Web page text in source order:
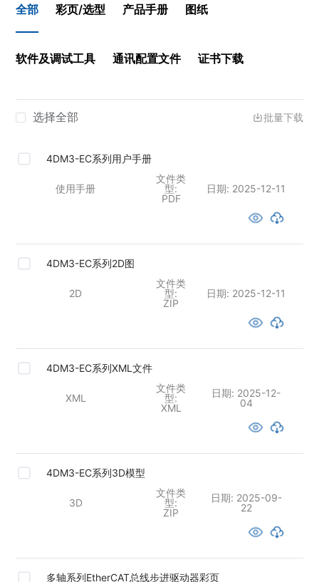
全部 彩页/选型 产品手册 图纸
软件及调试工具 通讯配置文件 证书下载
选择全部 批量下载
4DM3-EC系列用户手册
使用手册
文件类
型:
PDF
日期: 2025-12-11
4DM3-EC系列2D图
2D
文件类
型:
ZIP
日期: 2025-12-11
4DM3-EC系列XML文件
XML
文件类
型:
XML
日期: 2025-12-
04
4DM3-EC系列3D模型
3D
文件类
型:
ZIP
日期: 2025-09-
22
多轴系列EtherCAT总线步进驱动器彩页